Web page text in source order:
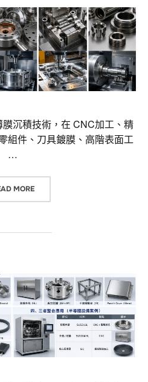
沉積技術，在 CNC加工、精
組件、刀具鍍膜、高階表面工
…
MORE“PVD、CVD 是兩種主要的薄膜沉